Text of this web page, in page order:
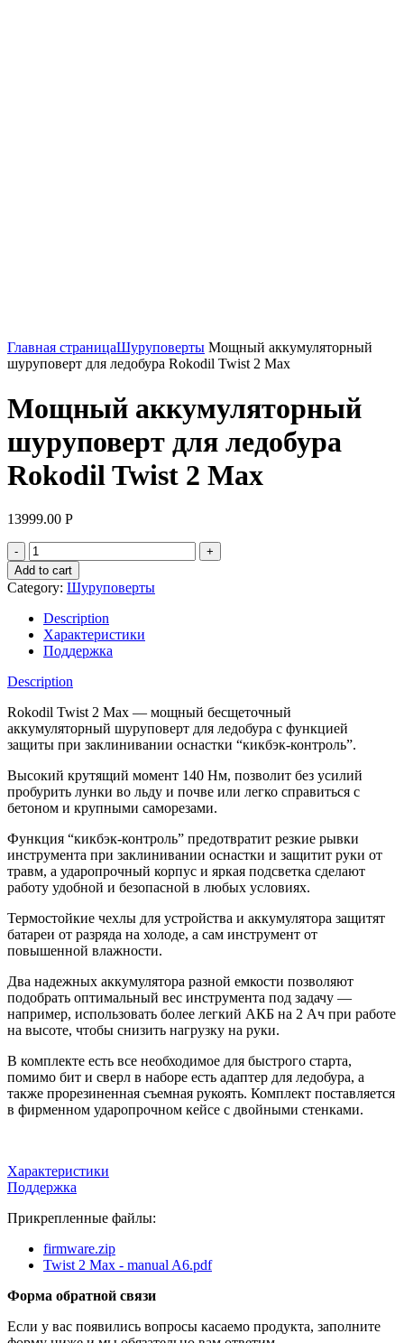
Главная страницаШуруповерты Мощный аккумуляторный
шуруповерт для ледобура Rokodil Twist 2 Max
Мощный аккумуляторный
шуруповерт для ледобура
Rokodil Twist 2 Max
13999.00 Р
Мощный
аккумуляторный
шуруповерт
для
ледобура
Rokodil
Twist
Max
Add to cart
Category: Шуруповерты
Description
Характеристики
Поддержка
Description
Rokodil Twist 2 Max — мощный бесщеточный
аккумуляторный шуруповерт для ледобура с функцией
защиты при заклинивании оснастки “кикбэк-контроль”.
Высокий крутящий момент 140 Нм, позволит без усилий
пробурить лунки во льду и почве или легко справиться с
бетоном и крупными саморезами.
Функция “кикбэк-контроль” предотвратит резкие рывки
инструмента при заклинивании оснастки и защитит руки от
травм, а ударопрочный корпус и яркая подсветка сделают
работу удобной и безопасной в любых условиях.
Термостойкие чехлы для устройства и аккумулятора защитят
батареи от разряда на холоде, а сам инструмент от
повышенной влажности.
Два надежных аккумулятора разной емкости позволяют
подобрать оптимальный вес инструмента под задачу —
например, использовать более легкий АКБ на 2 Ач при работе
на высоте, чтобы снизить нагрузку на руки.
В комплекте есть все необходимое для быстрого старта,
помимо бит и сверл в наборе есть адаптер для ледобура, а
также прорезиненная съемная рукоять. Комплект поставляется
в фирменном ударопрочном кейсе с двойными стенками.
Характеристики
Поддержка
Прикрепленные файлы:
firmware.zip
Twist 2 Max - manual A6.pdf
Форма обратной связи
Если у вас появились вопросы касаемо продукта, заполните